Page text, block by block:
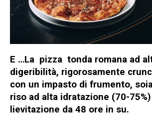
E …La pizza tonda romana ad
digeribilità, rigorosamente
con un impasto di frumento,
riso ad alta idratazione (70-
lievitazione da 48 ore in su.